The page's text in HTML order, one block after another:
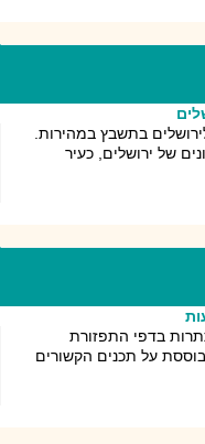
בתשבץ במהירות.
של ירושלים, כעיר
בדפי התפזורת
על תכנים הקשורים